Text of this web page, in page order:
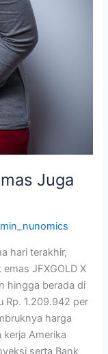
Juga
hari terakhir,
JFXGOLD X
hingga berada di
Rp. 1.209.942 per
harga
Amerika
serta Bank